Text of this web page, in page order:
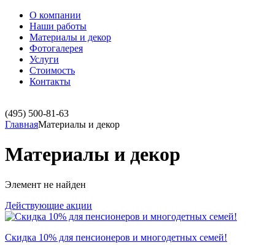
О компании
Наши работы
Материалы и декор
Фотогалерея
Услуги
Стоимость
Контакты
(495) 500-81-63
ГлавнаяМатериалы и декор
Материалы и декор
Элемент не найден
Действующие акции
Скидка 10% для пенсионеров и многодетных семей!